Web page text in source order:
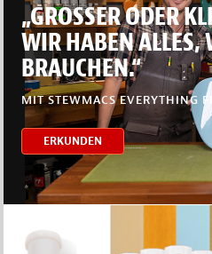
„GROSSER ODER
WIR HABEN ALLES,
BRAUCHEN.“
MIT STEWMACS EVERYTHING
ERKUNDEN